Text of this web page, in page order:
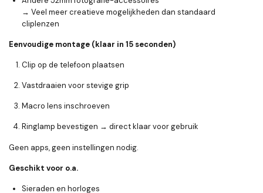
→ Veel meer creatieve mogelijkheden dan standaard
cliplenzen
Eenvoudige montage (klaar in 15 seconden)
Clip op de telefoon plaatsen
Vastdraaien voor stevige grip
Macro lens inschroeven
Ringlamp bevestigen → direct klaar voor gebruik
Geen apps, geen instellingen nodig.
Geschikt voor o.a.
Sieraden en horloges